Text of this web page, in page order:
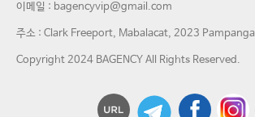
이메일 : bagencyvip@gmail.com
주소 : Clark Freeport, Mabalacat, 2023 Pampanga
Copyright 2024 BAGENCY All Rights Reserved.